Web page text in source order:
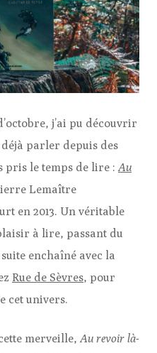
j’ai pu découvrir
parler depuis des
pris le temps de lire :Au
Lemaître
en 2013. Un véritable
à lire, passant du
enchaîné avec la
Rue de Sèvres, pour
cet univers.
merveille,Au revoir là-